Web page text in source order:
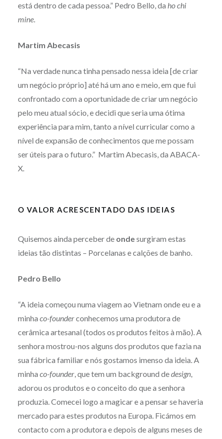
está dentro de cada pessoa.” Pedro Bello, da ho chi
mine.
Martim Abecasis
“Na verdade nunca tinha pensado nessa ideia [de criar
um negócio próprio] até há um ano e meio, em que fui
confrontado com a oportunidade de criar um negócio
pelo meu atual sócio, e decidi que seria uma ótima
experiência para mim, tanto a nível curricular como a
nível de expansão de conhecimentos que me possam
ser úteis para o futuro.” Martim Abecasis, da ABACA-
X.
O VALOR ACRESCENTADO DAS IDEIAS
Quisemos ainda perceber de ondesurgiram estas
ideias tão distintas – Porcelanas e calções de banho.
Pedro Bello
“A ideia começou numa viagem ao Vietnam onde eu e a
minha co-founderconhecemos uma produtora de
cerâmica artesanal (todos os produtos feitos à mão). A
senhora mostrou-nos alguns dos produtos que fazia na
sua fábrica familiar e nós gostamos imenso da ideia. A
minha co-founder, que tem um background dedesign,
adorou os produtos e o conceito do que a senhora
produzia. Comecei logo a magicar e a pensar se haveria
mercado para estes produtos na Europa. Ficámos em
contacto com a produtora e depois de alguns meses de